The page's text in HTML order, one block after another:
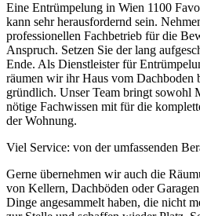
Eine Entrümpelung in Wien 1100
kann sehr herausfordernd sein.
professionellen Fachbetrieb für die
Anspruch. Setzen Sie der lang
Ende. Als Dienstleister für
räumen wir ihr Haus vom Dachboden
gründlich. Unser Team bringt sowohl
nötige Fachwissen mit für die
der Wohnung.
Viel Service: von der umfassenden
Gerne übernehmen wir auch die
von Kellern, Dachböden oder
Dinge angesammelt haben, die nicht